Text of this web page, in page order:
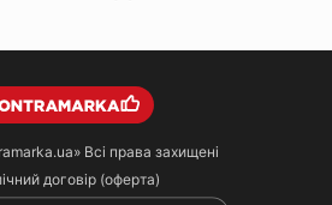
Всі права захищені
договір (оферта)